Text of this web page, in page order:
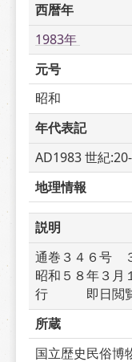
西暦年
1983年
元号
昭和
年代表記
AD1983 世紀
地理情報
説明
通巻３４６号
昭和５８年３月
行　　　即日閲
所蔵
国立歴史民俗博